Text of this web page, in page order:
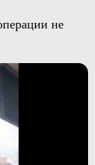
не